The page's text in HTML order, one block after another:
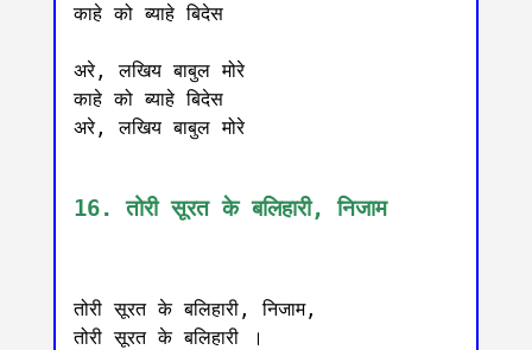
काहे को ब्याहे बिदेस
अरे, लखिय बाबुल मोरे
काहे को ब्याहे बिदेस
अरे, लखिय बाबुल मोरे
16. तोरी सूरत के बलिहारी, निजाम
तोरी सूरत के बलिहारी, निजाम,
तोरी सूरत के बलिहारी ।